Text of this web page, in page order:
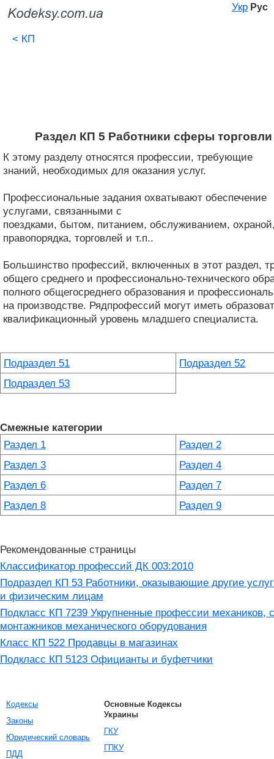
Укр Рус
< КП
Раздел КП 5 Работники сферы торговли
К этому разделу относятся профессии, требующие
знаний, необходимых для оказания услуг.
Профессиональные задания охватывают обеспечение
услугами, связанными с
поездками, бытом, питанием, обслуживанием,
правопорядка, торговлей и т.п..
Большинство профессий, включенных в этот раздел,
общего среднего и профессионально-технического
полного общегосреднего образования и
на производстве. Рядпрофессий могут иметь
квалификационный уровень младшего специалиста.
Подраздел 51
Подраздел 52
Подраздел 53
Смежные категории
Раздел 1
Раздел 2
Раздел 3
Раздел 4
Раздел 6
Раздел 7
Раздел 8
Раздел 9
Рекомендованные страницы
Классификатор профессий ДК 003:2010
Подраздел КП 53 Работники, оказывающие другие
и физическим лицам
Подкласс КП 7239 Укрупненные профессии механиков,
монтажников механического оборудования
Класс КП 522 Продавцы в магазинах
Подкласс КП 5123 Официанты и буфетчики
Кодексы
Законы
Юридический словарь
ПДД
Основные Кодексы
Украины
ГКУ
ГПКУ